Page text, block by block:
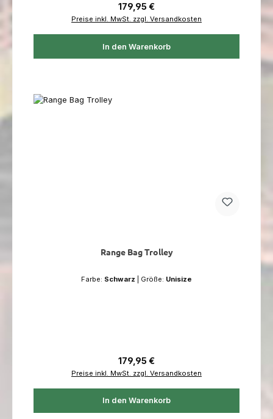
Regulärer Preis:
179,95 €
Preise inkl. MwSt. zzgl. Versandkosten
In den Warenkorb
Range Bag Trolley
Farbe: Schwarz Größe: Unisize
Regulärer Preis:
179,95 €
Preise inkl. MwSt. zzgl. Versandkosten
In den Warenkorb